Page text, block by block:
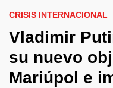
CRISIS INTERNACIONAL
Vladimir
su nuevo
Mariúpol e